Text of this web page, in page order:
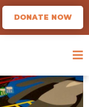
DONATE NOW